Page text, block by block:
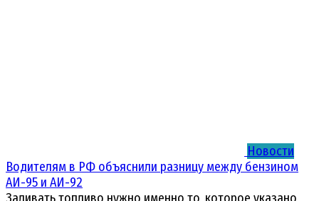
Новости
Водителям в РФ объяснили разницу между бензином
АИ-95 и АИ-92